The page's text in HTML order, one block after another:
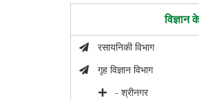
रसायनिकी विभाग
गृह विज्ञान विभाग
- श्रीनगर